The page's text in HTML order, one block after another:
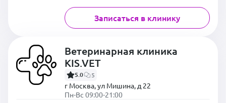
Записаться в клинику
Ветеринарная клиника
KIS.VET
5.0 5
г Москва, ул Мишина, д 22
Пн-Вс 09:00-21:00